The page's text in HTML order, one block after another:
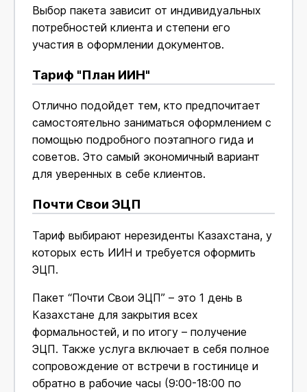
Выбор пакета зависит от индивидуальных
потребностей клиента и степени его
участия в оформлении документов.
Тариф "План ИИН"
Отлично подойдет тем, кто предпочитает
самостоятельно заниматься оформлением с
помощью подробного поэтапного гида и
советов. Это самый экономичный вариант
для уверенных в себе клиентов.
Почти Свои ЭЦП
Тариф выбирают нерезиденты Казахстана, у
которых есть ИИН и требуется оформить
ЭЦП.
Пакет “Почти Свои ЭЦП” – это 1 день в
Казахстане для закрытия всех
формальностей, и по итогу – получение
ЭЦП. Также услуга включает в себя полное
сопровождение от встречи в гостинице и
обратно в рабочие часы (9:00-18:00 по